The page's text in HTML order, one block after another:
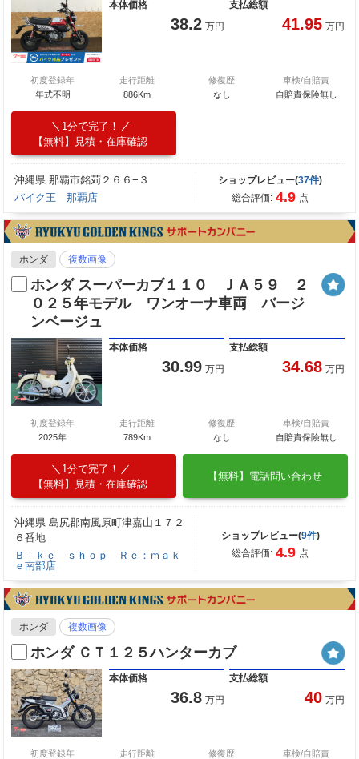
本体価格
38.2 万円
支払総額
41.95 万円
初度登録年
年式不明
走行距離
886Km
修復歴
なし
車検/自賠責
自賠責保険無し
1分で完了！
【無料】見積・在庫確認
沖縄県 那覇市銘苅２６６−３
バイク王 那覇店
ショップレビュー(37件)
総合評価: 4.9 点
ホンダ 複数画像
ホンダ スーパーカブ１１０ ＪＡ５９ ２
０２５年モデル ワンオーナ車両 バージ
ンベージュ
本体価格
30.99 万円
支払総額
34.68 万円
初度登録年
2025年
走行距離
789Km
修復歴
なし
車検/自賠責
自賠責保険無し
1分で完了！
【無料】見積・在庫確認
【無料】電話問い合わせ
沖縄県 島尻郡南風原町津嘉山１７２
６番地
Ｂｉｋｅ ｓｈｏｐ Ｒｅ：ｍａｋ
ｅ南部店
ショップレビュー(9件)
総合評価: 4.9 点
ホンダ 複数画像
ホンダ ＣＴ１２５ハンターカブ
本体価格
36.8 万円
支払総額
40 万円
初度登録年
走行距離
修復歴
車検/自賠責